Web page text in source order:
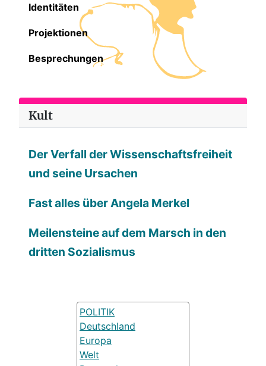
Identitäten
Projektionen
Besprechungen
Kult
Der Verfall der Wissenschaftsfreiheit
und seine Ursachen
Fast alles über Angela Merkel
Meilensteine auf dem Marsch in den
dritten Sozialismus
POLITIK
Deutschland
Europa
Welt